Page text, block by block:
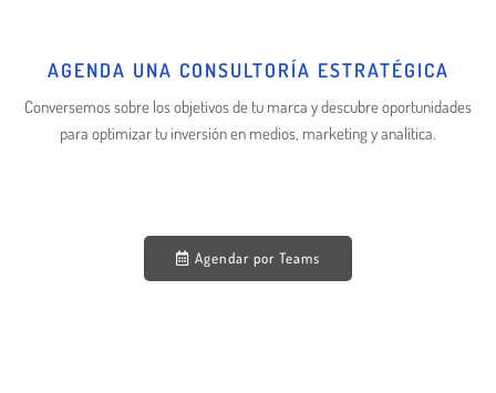
AGENDA UNA CONSULTORÍA ESTRATÉGICA
Conversemos sobre los objetivos de tu marca y descubre oportunidades
para optimizar tu inversión en medios, marketing y analítica.
Agendar por Teams